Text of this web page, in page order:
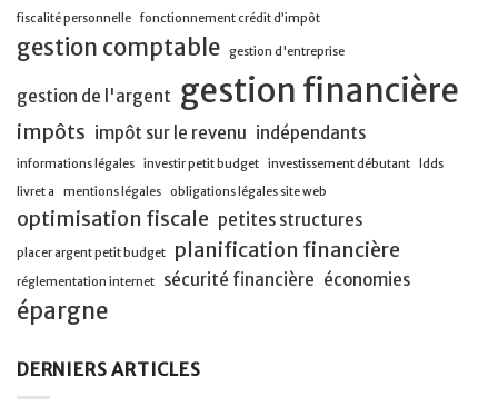
fiscalité personnelle fonctionnement crédit d’impôt
gestion comptable gestion d'entreprise
gestion de l'argent gestion financière
impôts impôt sur le revenu indépendants
informations légales investir petit budget investissement débutant
ldds
livret a
mentions légales obligations légales site web
optimisation fiscale petites structures
placer argent petit budget planification financière
réglementation internet sécurité financière économies
épargne
DERNIERS ARTICLES